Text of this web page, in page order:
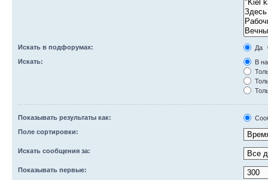
Искать в подфорумах:
Да
Искать:
В
Показывать результаты как:
Поле сортировки:
Искать сообщения за:
Показывать первые: